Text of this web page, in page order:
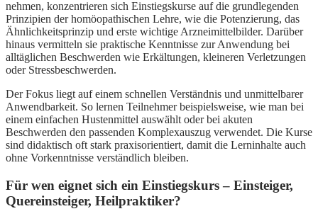
nehmen, konzentrieren sich Einstiegskurse auf die grundlegenden
Prinzipien der homöopathischen Lehre, wie die Potenzierung, das
Ähnlichkeitsprinzip und erste wichtige Arzneimittelbilder. Darüber
hinaus vermitteln sie praktische Kenntnisse zur Anwendung bei
alltäglichen Beschwerden wie Erkältungen, kleineren Verletzungen
oder Stressbeschwerden.
Der Fokus liegt auf einem schnellen Verständnis und unmittelbarer
Anwendbarkeit. So lernen Teilnehmer beispielsweise, wie man bei
einem einfachen Hustenmittel auswählt oder bei akuten
Beschwerden den passenden Komplexauszug verwendet. Die Kurse
sind didaktisch oft stark praxisorientiert, damit die Lerninhalte auch
ohne Vorkenntnisse verständlich bleiben.
Für wen eignet sich ein Einstiegskurs – Einsteiger,
Quereinsteiger, Heilpraktiker?